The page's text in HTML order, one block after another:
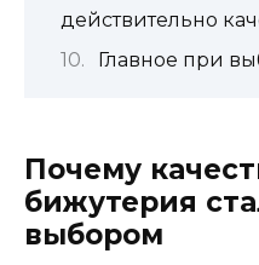
действительно
Главное при
Почему
бижутерия
выбором